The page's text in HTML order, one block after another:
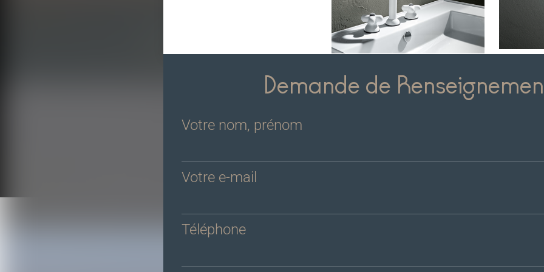
Demande de
Votre nom, prénom
Votre e-mail
Téléphone